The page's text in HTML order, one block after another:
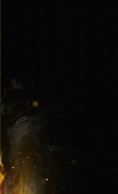
Стиль